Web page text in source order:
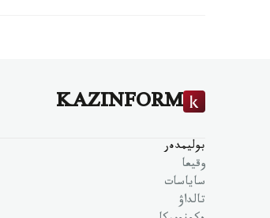
KAZINFORM
بوليمدەر
وقيعا
ساياسات
تالداۋ